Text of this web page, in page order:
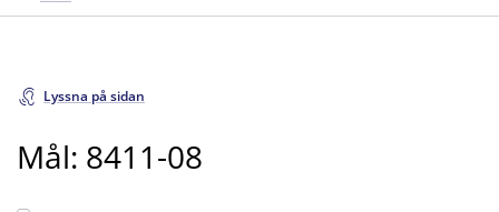
Lyssna på sidan
Mål: 8411-08